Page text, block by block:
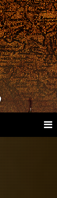
Stock List
Case Study